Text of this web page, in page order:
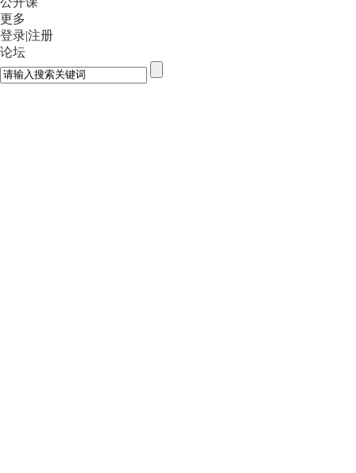
更多
登录|注册
论坛